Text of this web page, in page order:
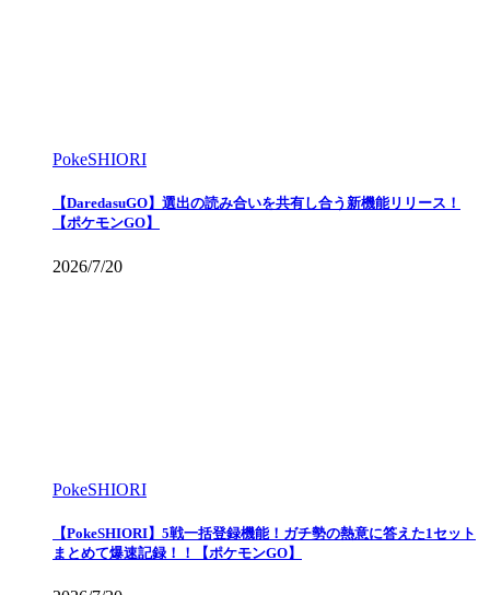
PokeSHIORI
【DaredasuGO】選出の読み合いを共有し合う新機能リリース！
【ポケモンGO】
2026/7/20
PokeSHIORI
【PokeSHIORI】5戦一括登録機能！ガチ勢の熱意に答えた1セット
まとめて爆速記録！！【ポケモンGO】